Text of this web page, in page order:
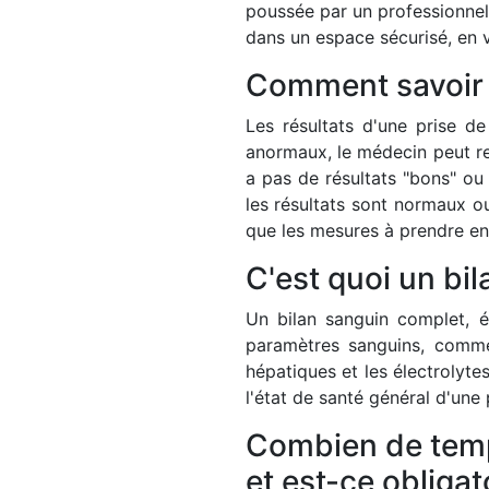
poussée par un
dans un espace sécurisé,
Comment
Les résultats d'une prise
anormaux, le médecin peut
a pas de résultats "bons"
les résultats sont normaux
que les mesures à prendre
C'est quoi un
Un bilan sanguin complet,
paramètres sanguins,
hépatiques et les
l'état de santé général d'une
Combien de